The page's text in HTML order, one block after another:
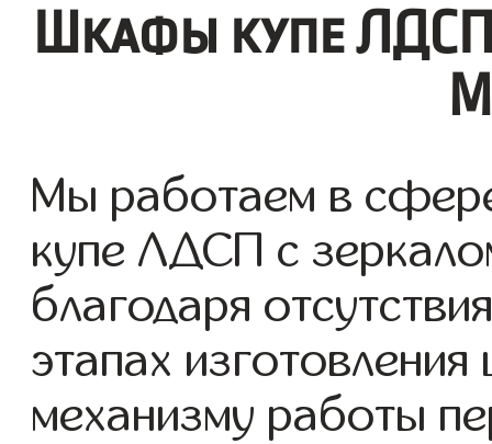
Шкафы купе
Мы работаем в
купе ЛДСП с
благодаря
этапах
механизму работы